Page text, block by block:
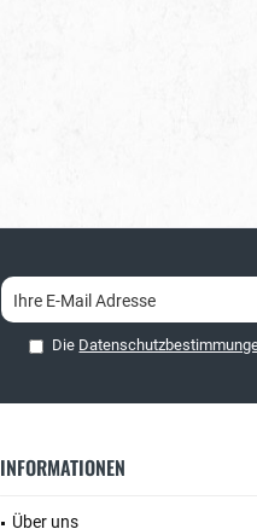
Die
INFORMATIONEN
Über uns